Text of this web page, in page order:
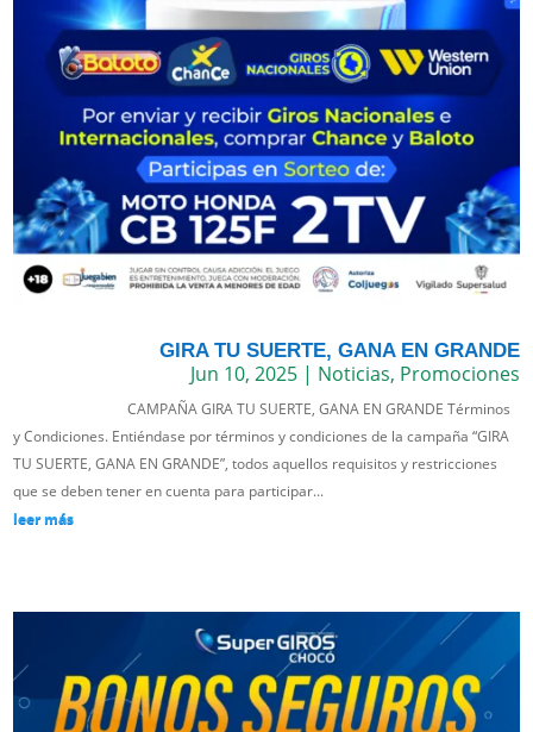
GIRA TU SUERTE, GANA EN GRANDE
Jun 10, 2025| Noticias, Promociones
CAMPAÑA GIRA TU SUERTE, GANA EN GRANDE Términos
y Condiciones. Entiéndase por términos y condiciones de la campaña “GIRA
TU SUERTE, GANA EN GRANDE”, todos aquellos requisitos y restricciones
que se deben tener en cuenta para participar...
leer más